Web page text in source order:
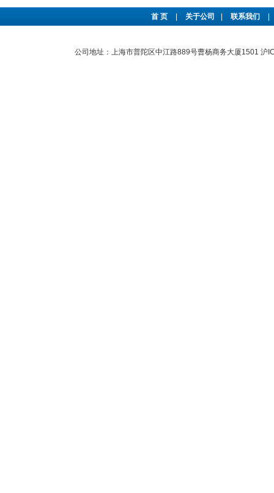
首 页 关于公司 联系我们
公司地址：上海市普陀区中江路889号曹杨商务大厦1501 沪